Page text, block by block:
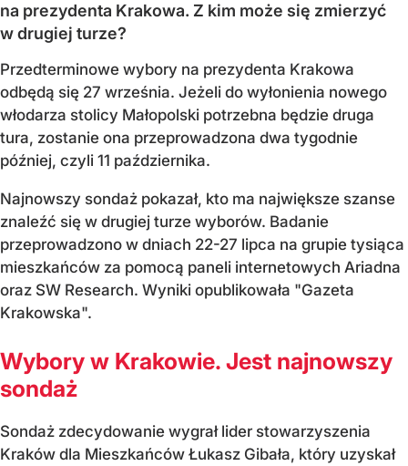
na prezydenta Krakowa. Z kim może się zmierzyć
w drugiej turze?
Przedterminowe wybory na prezydenta Krakowa
odbędą się 27 września. Jeżeli do wyłonienia nowego
włodarza stolicy Małopolski potrzebna będzie druga
tura, zostanie ona przeprowadzona dwa tygodnie
później, czyli 11 października.
Najnowszy sondaż pokazał, kto ma największe szanse
znaleźć się w drugiej turze wyborów. Badanie
przeprowadzono w dniach 22-27 lipca na grupie tysiąca
mieszkańców za pomocą paneli internetowych Ariadna
oraz SW Research. Wyniki opublikowała "Gazeta
Krakowska".
Wybory w Krakowie. Jest najnowszy
sondaż
Sondaż zdecydowanie wygrał lider stowarzyszenia
Kraków dla Mieszkańców Łukasz Gibała, który uzyskał